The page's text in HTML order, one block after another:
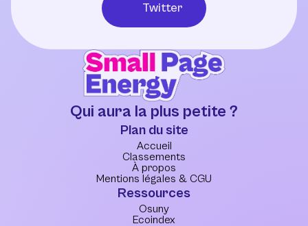
Twitter
Qui aura la plus petite ?
Plan du site
Accueil
Classements
À propos
Mentions légales & CGU
Ressources
Osuny
Ecoindex